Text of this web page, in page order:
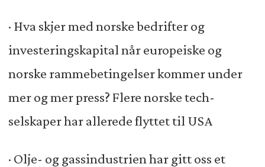
· Hva skjer med norske bedrifter og
investeringskapital når europeiske og
norske rammebetingelser kommer under
mer og mer press? Flere norske tech-
selskaper har allerede flyttet til USA
· Olje- og gassindustrien har gitt oss et